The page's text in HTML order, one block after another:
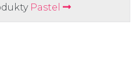
Pastel